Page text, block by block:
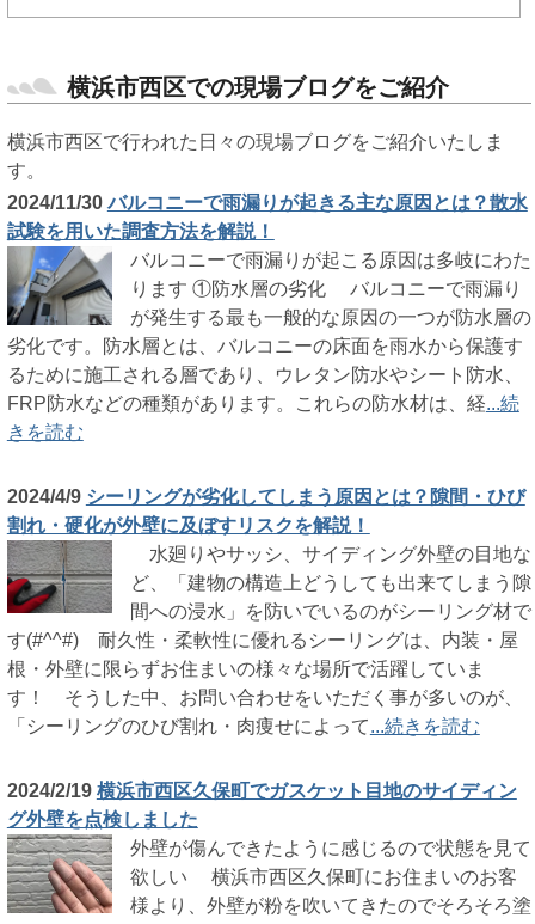
横浜市西区での現場ブログをご紹介
横浜市西区で行われた日々の現場ブログをご紹介いたしま
す。
2024/11/30バルコニーで雨漏りが起きる主な原因とは？散水
試験を用いた調査方法を解説！
バルコニーで雨漏りが起こる原因は多岐にわた
ります ①防水層の劣化 バルコニーで雨漏り
が発生する最も一般的な原因の一つが防水層の
劣化です。防水層とは、バルコニーの床面を雨水から保護す
るために施工される層であり、ウレタン防水やシート防水、
FRP防水などの種類があります。これらの防水材は、経...続
きを読む
2024/4/9 シーリングが劣化してしまう原因とは？隙間・ひび
割れ・硬化が外壁に及ぼすリスクを解説！
水廻りやサッシ、サイディング外壁の目地な
ど、「建物の構造上どうしても出来てしまう隙
間への浸水」を防いでいるのがシーリング材で
す(#^^#) 耐久性・柔軟性に優れるシーリングは、内装・屋
根・外壁に限らずお住まいの様々な場所で活躍していま
す！ そうした中、お問い合わせをいただく事が多いのが、
「シーリングのひび割れ・肉痩せによって...続きを読む
2024/2/19 横浜市西区久保町でガスケット目地のサイディン
グ外壁を点検しました
外壁が傷んできたように感じるので状態を見て
欲しい 横浜市西区久保町にお住まいのお客
様より、外壁が粉を吹いてきたのでそろそろ塗